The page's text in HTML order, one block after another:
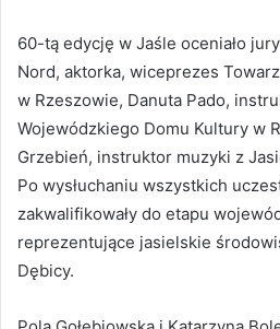
60-tą edycję w Jaśle oceniało
Nord, aktorka, wiceprezes
w Rzeszowie, Danuta Pado,
Wojewódzkiego Domu Kultury w
Grzebień, instruktor muzyki z
Po wysłuchaniu wszystkich
zakwalifikowały do etapu
reprezentujące jasielskie
Dębicy.